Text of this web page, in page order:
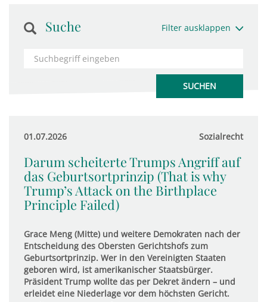
Suche Filter ausklappen
01.07.2026 Sozialrecht
Darum scheiterte Trumps Angriff auf
das Geburtsortprinzip (That is why
Trump’s Attack on the Birthplace
Principle Failed)
Grace Meng (Mitte) und weitere Demokraten nach der
Entscheidung des Obersten Gerichtshofs zum
Geburtsortprinzip. Wer in den Vereinigten Staaten
geboren wird, ist amerikanischer Staatsbürger.
Präsident Trump wollte das per Dekret ändern – und
erleidet eine Niederlage vor dem höchsten Gericht.